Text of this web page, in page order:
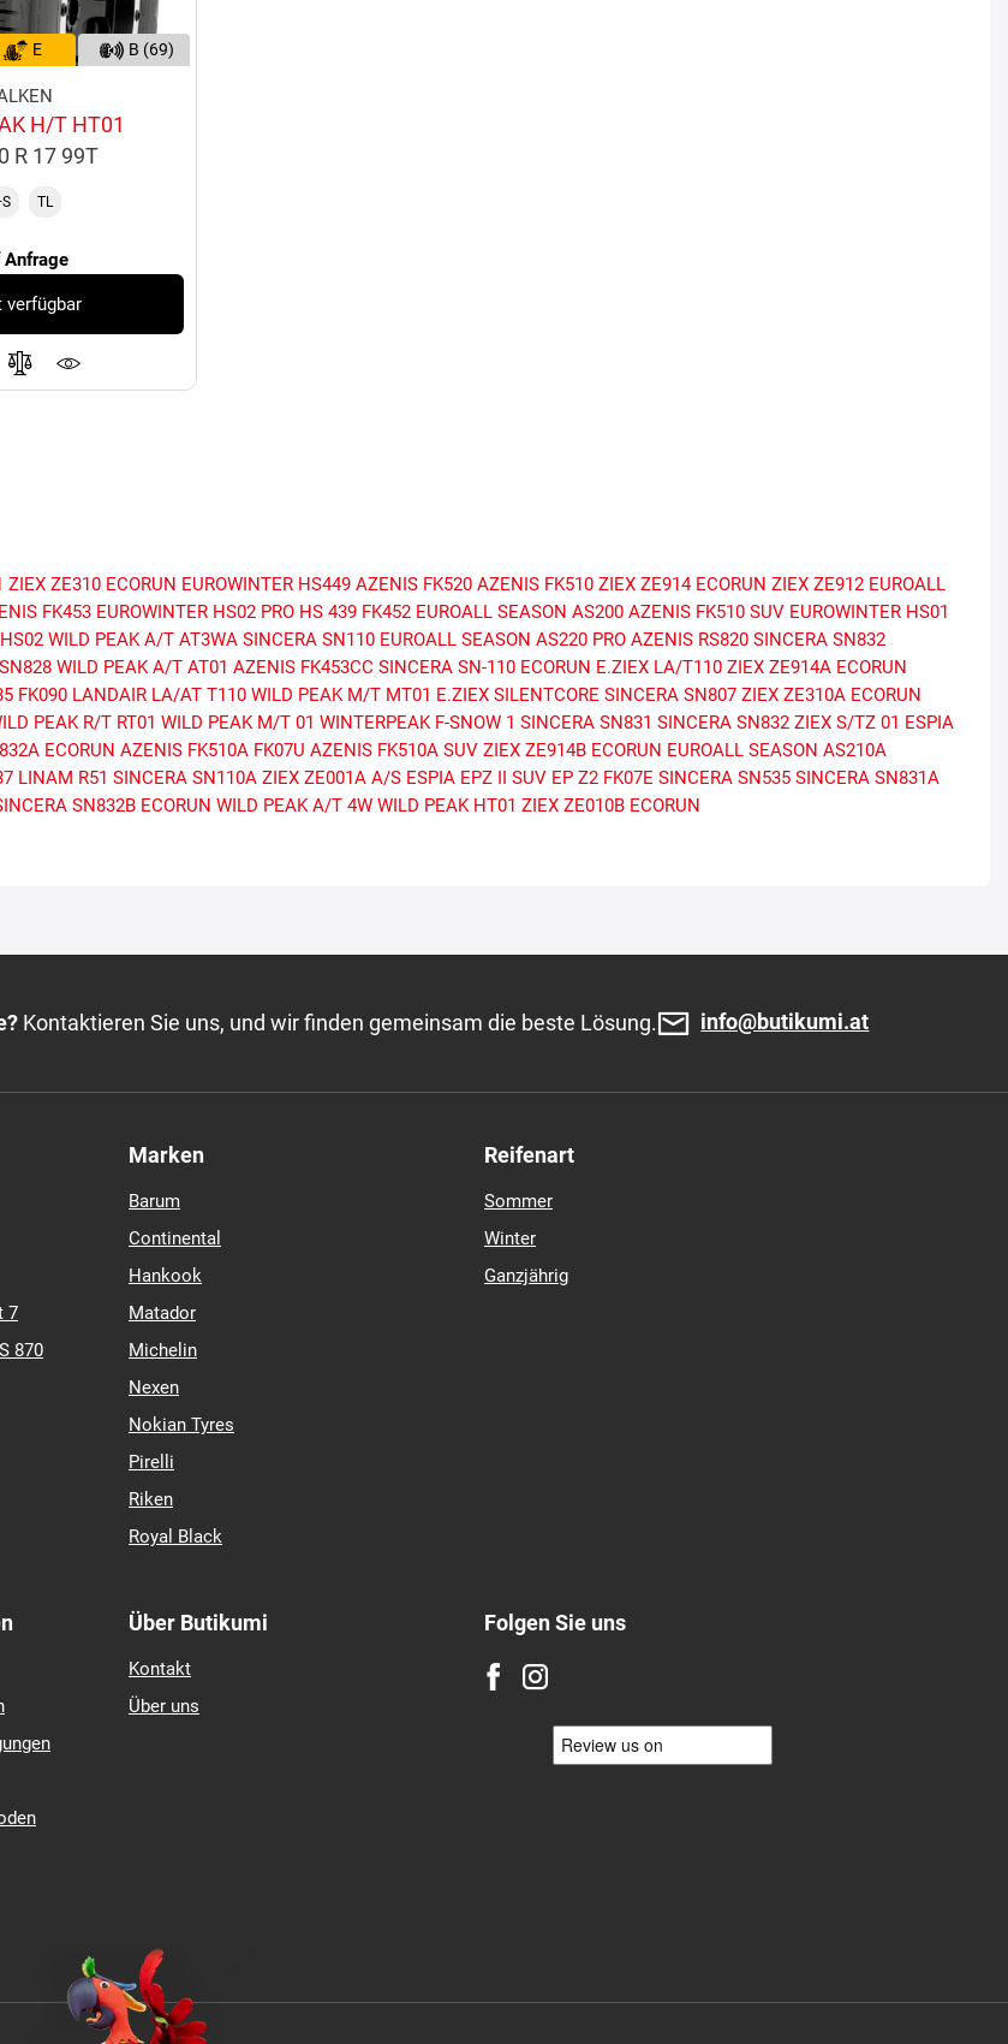
E B (69)
H/T HT01
R 17 99T
TL
Anfrage
verfügbar
ZIEX ZE310 ECORUN EUROWINTER HS449 AZENIS FK520 AZENIS FK510 ZIEX ZE914 ECORUN ZIEX ZE912 EUROALL
FK453 EUROWINTER HS02 PRO HS 439 FK452 EUROALL SEASON AS200 AZENIS FK510 SUV EUROWINTER HS01
WILD PEAK A/T AT3WA SINCERA SN110 EUROALL SEASON AS220 PRO AZENIS RS820 SINCERA SN832
WILD PEAK A/T AT01 AZENIS FK453CC SINCERA SN-110 ECORUN E.ZIEX LA/T110 ZIEX ZE914A ECORUN
FK090 LANDAIR LA/AT T110 WILD PEAK M/T MT01 E.ZIEX SILENTCORE SINCERA SN807 ZIEX ZE310A ECORUN
PEAK R/T RT01 WILD PEAK M/T 01 WINTERPEAK F-SNOW 1 SINCERA SN831 SINCERA SN832 ZIEX S/TZ 01 ESPIA
ECORUN AZENIS FK510A FK07U AZENIS FK510A SUV ZIEX ZE914B ECORUN EUROALL SEASON AS210A
LINAM R51 SINCERA SN110A ZIEX ZE001A A/S ESPIA EPZ II SUV EP Z2 FK07E SINCERA SN535 SINCERA SN831A
SN832B ECORUN WILD PEAK A/T 4W WILD PEAK HT01 ZIEX ZE010B ECORUN
Kontaktieren Sie uns, und wir finden gemeinsam die beste Lösung. info@butikumi.at
7
870
Marken
Barum
Continental
Hankook
Matador
Michelin
Nexen
Nokian Tyres
Pirelli
Riken
Royal Black
Reifenart
Sommer
Winter
Ganzjährig
Über Butikumi
Kontakt
Über uns
Folgen Sie uns